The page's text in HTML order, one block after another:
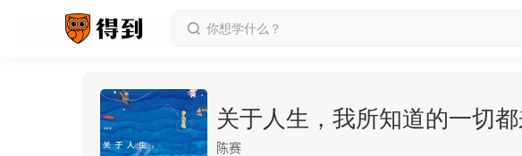
关于人生，我所知道的一切
陈赛